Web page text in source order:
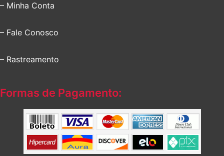
– Minha Conta
– Fale Conosco
– Rastreamento
Formas de Pagamento: